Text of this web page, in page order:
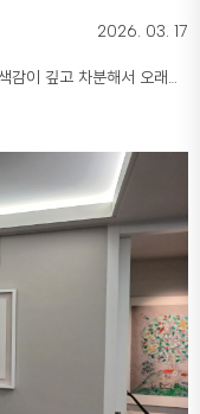
2026. 03. 17
감이 깊고 차분해서 오래